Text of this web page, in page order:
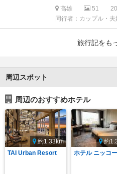
高雄 51
同行者：カップル・夫
旅行記をも
周辺スポット
周辺のおすすめホテル
約1.33km
TAI Urban Resort
約
ホテル ニッコ